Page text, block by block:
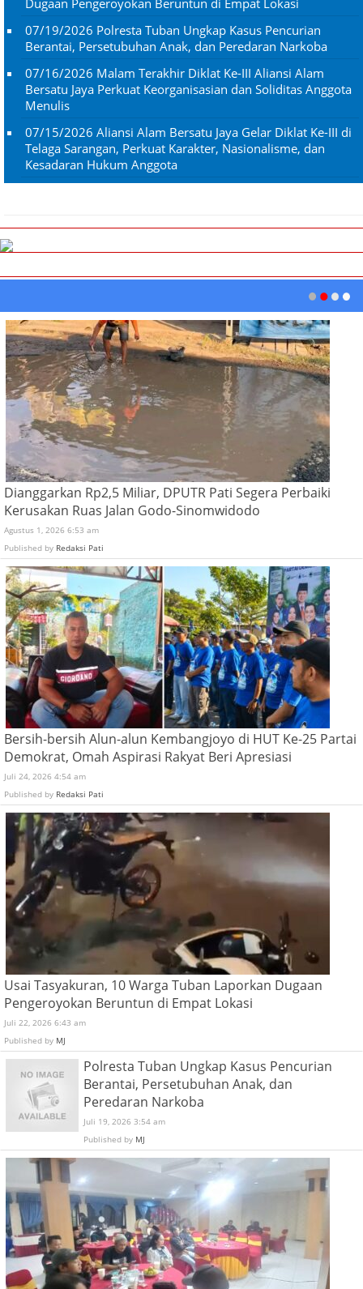
Dugaan Pengeroyokan Beruntun di Empat Lokasi
07/19/2026 Polresta Tuban Ungkap Kasus Pencurian
Berantai, Persetubuhan Anak, dan Peredaran Narkoba
07/16/2026 Malam Terakhir Diklat Ke-III Aliansi Alam
Bersatu Jaya Perkuat Keorganisasian dan Soliditas Anggota
Menulis
07/15/2026 Aliansi Alam Bersatu Jaya Gelar Diklat Ke-III di
Telaga Sarangan, Perkuat Karakter, Nasionalisme, dan
Kesadaran Hukum Anggota
Dianggarkan Rp2,5 Miliar, DPUTR Pati Segera Perbaiki
Kerusakan Ruas Jalan Godo-Sinomwidodo
Agustus 1, 2026 6:53 am
Published by Redaksi Pati
Bersih-bersih Alun-alun Kembangjoyo di HUT Ke-25 Partai
Demokrat, Omah Aspirasi Rakyat Beri Apresiasi
Juli 24, 2026 4:54 am
Published by Redaksi Pati
Usai Tasyakuran, 10 Warga Tuban Laporkan Dugaan
Pengeroyokan Beruntun di Empat Lokasi
Juli 22, 2026 6:43 am
Published by MJ
Polresta Tuban Ungkap Kasus Pencurian
Berantai, Persetubuhan Anak, dan
Peredaran Narkoba
Juli 19, 2026 3:54 am
Published by MJ